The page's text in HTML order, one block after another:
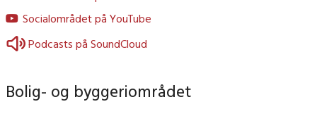
Socialområdet på YouTube
Podcasts på SoundCloud
Bolig- og byggeriområdet